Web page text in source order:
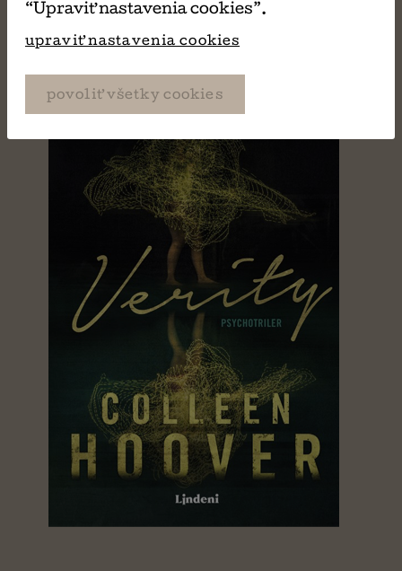
“Upraviť nastavenia cookies”.
upraviť nastavenia cookies
povoliť všetky cookies